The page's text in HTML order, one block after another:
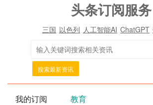
头条订阅服务
三国 以色列 人工智能AI ChatGPT
搜索最新资讯
我的订阅 教育